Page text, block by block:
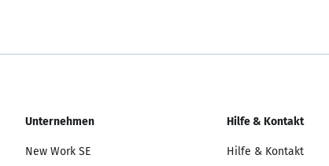
Unternehmen
New Work SE
Hilfe & Kontakt
Hilfe & Kontakt